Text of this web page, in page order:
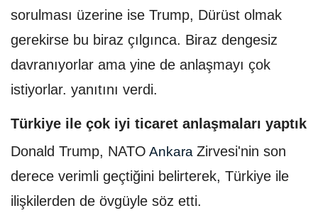
sorulması üzerine ise Trump, Dürüst olmak
gerekirse bu biraz çılgınca. Biraz dengesiz
davranıyorlar ama yine de anlaşmayı çok
istiyorlar. yanıtını verdi.
Türkiye ile çok iyi ticaret anlaşmaları yaptık
Donald Trump, NATO Ankara Zirvesi'nin son
derece verimli geçtiğini belirterek, Türkiye ile
ilişkilerden de övgüyle söz etti.